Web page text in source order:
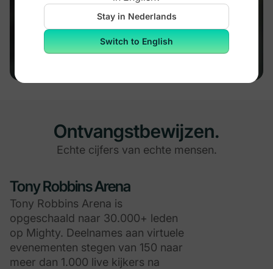
Community Design™ in 2 jaar van 0
naar 102.000 leden en $5M+
omzet.
Ontvangstbewijzen.
Echte cijfers van echte mensen.
Tony Robbins Arena
Tony Robbins Arena is
opgeschaald naar 30.000+ leden
op Mighty. Deelnames aan virtuele
evenementen stegen van 150 naar
meer dan 1.000 live kijkers na
Stay in Nederlands
Switch to English